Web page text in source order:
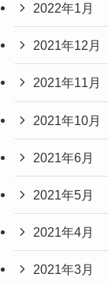
2022年1月
2021年12月
2021年11月
2021年10月
2021年6月
2021年5月
2021年4月
2021年3月